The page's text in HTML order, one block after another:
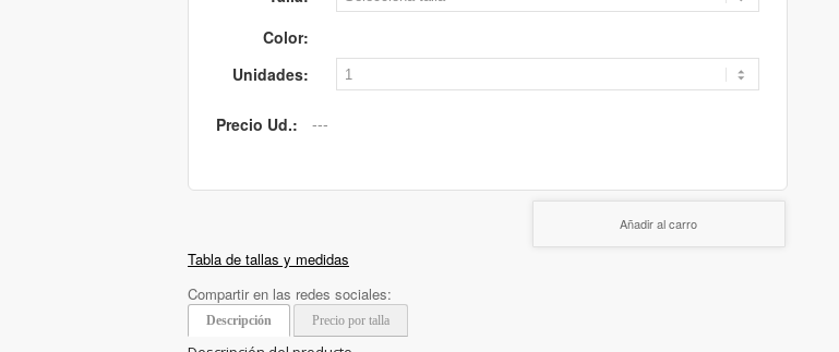
Color:
Unidades:
Precio Ud.:
Añadir al carro
Tabla de tallas y medidas
Compartir en las redes sociales:
Descripción Precio por talla